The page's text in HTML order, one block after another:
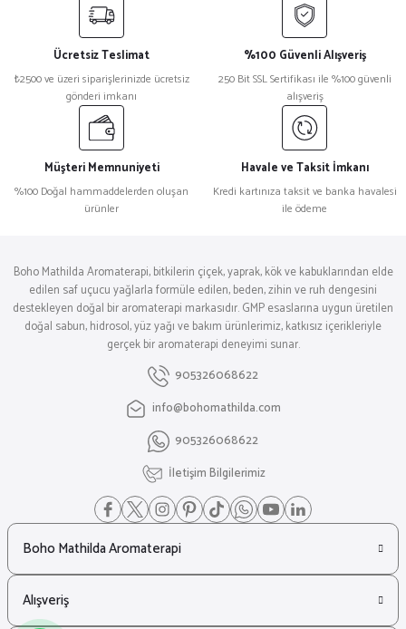
Ücretsiz Teslimat
₺2500 ve üzeri siparişlerinizde ücretsiz
gönderi imkanı
%100 Güvenli Alışveriş
250 Bit SSL Sertifikası ile %100 güvenli
alışveriş
Müşteri Memnuniyeti
%100 Doğal hammaddelerden oluşan
ürünler
Havale ve Taksit İmkanı
Kredi kartınıza taksit ve banka havalesi
ile ödeme
Boho Mathilda Aromaterapi, bitkilerin çiçek, yaprak, kök ve kabuklarından elde
edilen saf uçucu yağlarla formüle edilen, beden, zihin ve ruh dengesini
destekleyen doğal bir aromaterapi markasıdır. GMP esaslarına uygun üretilen
doğal sabun, hidrosol, yüz yağı ve bakım ürünlerimiz, katkısız içerikleriyle
gerçek bir aromaterapi deneyimi sunar.
905326068622
info@bohomathilda.com
905326068622
İletişim Bilgilerimiz
Boho Mathilda Aromaterapi
Alışveriş